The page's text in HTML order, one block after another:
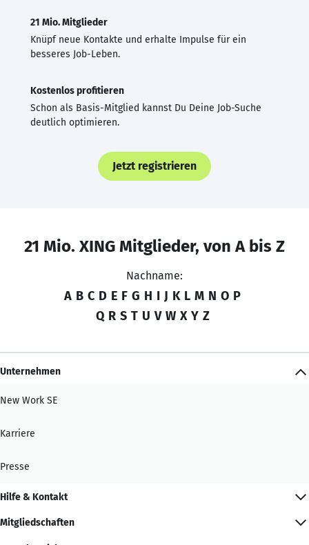
21 Mio. Mitglieder
Knüpf neue Kontakte und erhalte Impulse für ein
besseres Job-Leben.
Kostenlos profitieren
Schon als Basis-Mitglied kannst Du Deine Job-Suche
deutlich optimieren.
Jetzt registrieren
21 Mio. XING Mitglieder, von A bis Z
Nachname:
A B C D E F G H I J K L M N O P
Q R S T U V W X Y Z
Unternehmen
New Work SE
Karriere
Presse
Hilfe & Kontakt
Mitgliedschaften